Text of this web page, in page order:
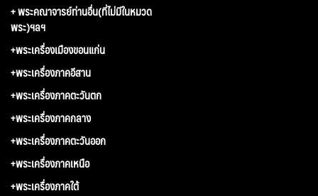
+ พระคณาจารย์ท่านอื่น(ที่ไม่มีในหมวด
พระ)ฯลฯ
+พระเครื่องเมืองขอนแก่น
+พระเครื่องภาคอีสาน
+พระเครื่องภาคตะวันตก
+พระเครื่องภาคกลาง
+พระเครื่องภาคตะวันออก
+พระเครื่องภาคเหนือ
+พระเครื่องภาคใต้